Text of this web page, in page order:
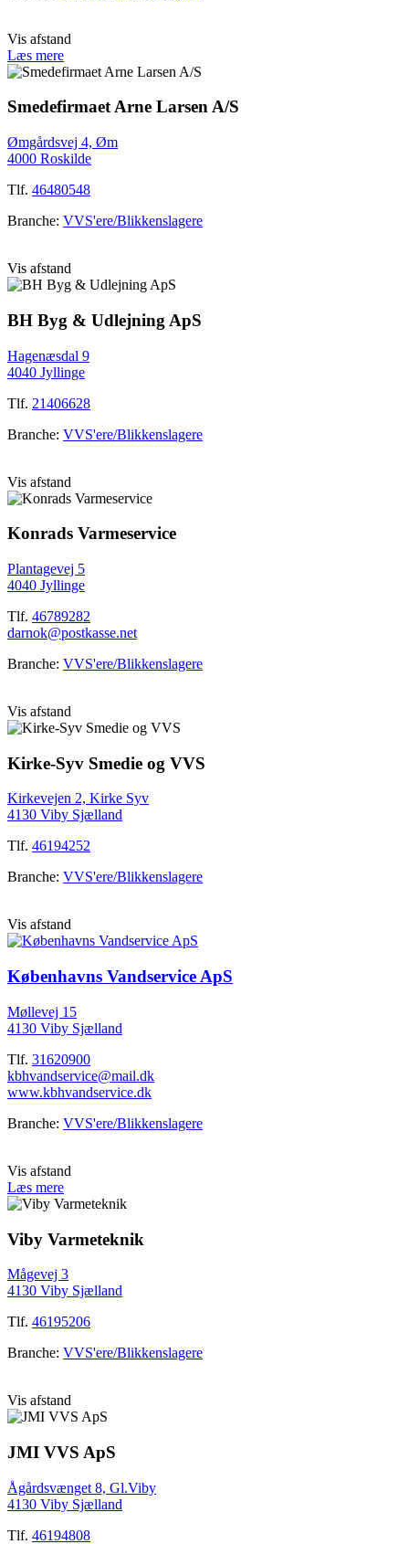
Vis afstand
Læs mere
Smedefirmaet Arne Larsen A/S
Ømgårdsvej 4, Øm
4000 Roskilde
Tlf. 46480548
Branche: VVS'ere/Blikkenslagere
Vis afstand
BH Byg & Udlejning ApS
Hagenæsdal 9
4040 Jyllinge
Tlf. 21406628
Branche: VVS'ere/Blikkenslagere
Vis afstand
Konrads Varmeservice
Plantagevej 5
4040 Jyllinge
Tlf. 46789282
darnok@postkasse.net
Branche: VVS'ere/Blikkenslagere
Vis afstand
Kirke-Syv Smedie og VVS
Kirkevejen 2, Kirke Syv
4130 Viby Sjælland
Tlf. 46194252
Branche: VVS'ere/Blikkenslagere
Vis afstand
Københavns Vandservice ApS
Møllevej 15
4130 Viby Sjælland
Tlf. 31620900
kbhvandservice@mail.dk
www.kbhvandservice.dk
Branche: VVS'ere/Blikkenslagere
Vis afstand
Læs mere
Viby Varmeteknik
Mågevej 3
4130 Viby Sjælland
Tlf. 46195206
Branche: VVS'ere/Blikkenslagere
Vis afstand
JMI VVS ApS
Ågårdsvænget 8, Gl.Viby
4130 Viby Sjælland
Tlf. 46194808